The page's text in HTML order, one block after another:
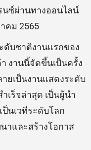
นซ์ผ่านทางออนไลน์
คม 2565
ดับชาติงานแรกของ
งานนี้จัดขึ้นเป็นครั้ง
ยเป็นงานแสดงระดับ
เร็จล่าสุด เป็นผู้นำ
นเวทีระดับโลก
าและสร้างโอกาส